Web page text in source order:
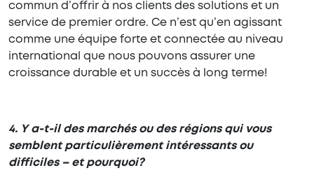
commun d’offrir à nos clients des solutions et un
service de premier ordre. Ce n’est qu’en agissant
comme une équipe forte et connectée au niveau
international que nous pouvons assurer une
croissance durable et un succès à long terme!
4. Y a-t-il des marchés ou des régions qui vous
semblent particulièrement intéressants ou
difficiles – et pourquoi?